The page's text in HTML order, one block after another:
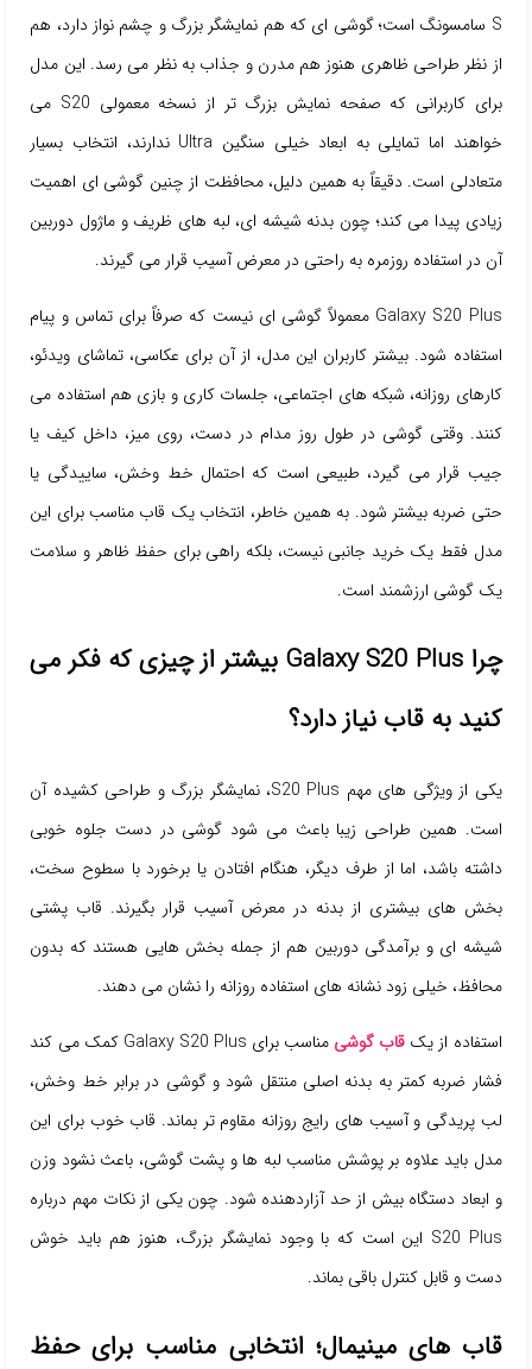
S سامسونگ است؛ گوشی ای که هم نمایشگر بزرگ و چشم نواز دارد، هم
از نظر طراحی ظاهری هنوز هم مدرن و جذاب به نظر می رسد. این مدل
برای کاربرانی که صفحه نمایش بزرگ تر از نسخه معمولی S20 می
خواهند اما تمایلی به ابعاد خیلی سنگین Ultra ندارند، انتخاب بسیار
متعادلی است. دقیقاً به همین دلیل، محافظت از چنین گوشی ای اهمیت
زیادی پیدا می کند؛ چون بدنه شیشه ای، لبه های ظریف و ماژول دوربین
آن در استفاده روزمره به راحتی در معرض آسیب قرار می گیرند.
Galaxy S20 Plus معمولاً گوشی ای نیست که صرفاً برای تماس و پیام
استفاده شود. بیشتر کاربران این مدل، از آن برای عکاسی، تماشای ویدئو،
کارهای روزانه، شبکه های اجتماعی، جلسات کاری و بازی هم استفاده می
کنند. وقتی گوشی در طول روز مدام در دست، روی میز، داخل کیف یا
جیب قرار می گیرد، طبیعی است که احتمال خط وخش، ساییدگی یا
حتی ضربه بیشتر شود. به همین خاطر، انتخاب یک قاب مناسب برای این
مدل فقط یک خرید جانبی نیست، بلکه راهی برای حفظ ظاهر و سلامت
یک گوشی ارزشمند است.
چرا Galaxy S20 Plus بیشتر از چیزی که فکر می
کنید به قاب نیاز دارد؟
یکی از ویژگی های مهم S20 Plus، نمایشگر بزرگ و طراحی کشیده آن
است. همین طراحی زیبا باعث می شود گوشی در دست جلوه خوبی
داشته باشد، اما از طرف دیگر، هنگام افتادن یا برخورد با سطوح سخت،
بخش های بیشتری از بدنه در معرض آسیب قرار بگیرند. قاب پشتی
شیشه ای و برآمدگی دوربین هم از جمله بخش هایی هستند که بدون
محافظ، خیلی زود نشانه های استفاده روزانه را نشان می دهند.
استفاده از یک قاب گوشی
مناسب برای Galaxy S20 Plus کمک می کند
فشار ضربه کمتر به بدنه اصلی منتقل شود و گوشی در برابر خط وخش،
لب پریدگی و آسیب های رایج روزانه مقاوم تر بماند. قاب خوب برای این
مدل باید علاوه بر پوشش مناسب لبه ها و پشت گوشی، باعث نشود وزن
و ابعاد دستگاه بیش از حد آزاردهنده شود. چون یکی از نکات مهم درباره
S20 Plus این است که با وجود نمایشگر بزرگ، هنوز هم باید خوش
دست و قابل کنترل باقی بماند.
قاب های مینیمال؛ انتخابی مناسب برای حفظ